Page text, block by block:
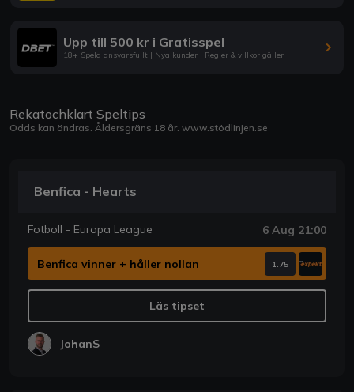
Upp till 500 kr i Gratisspel
18+ Spela ansvarsfullt | Nya kunder | Regler & villkor gäller
Rekatochklart Speltips
Odds kan ändras. Åldersgräns 18 år. www.stödlinjen.se
Benfica - Hearts
Fotboll - Europa League 6 Aug 21:00
Benfica vinner + håller nollan 1.75
Läs tipset
JohanS